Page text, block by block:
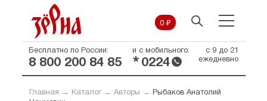
0 ₽
Бесплатно по России:
8 800 200 84 85
и с мобильного:
* 0224
с 9 до 21
ежедневно
Главная → Каталог→ Авторы →
Рыбаков Анатолий